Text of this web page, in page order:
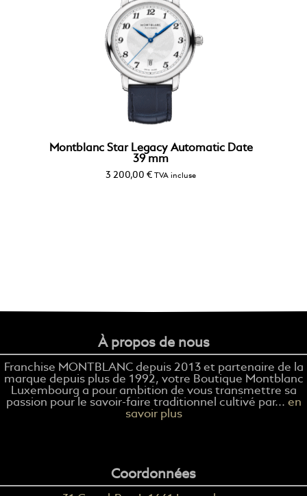
Montblanc Star Legacy Automatic Date
39 mm
3 200,00 € TVA incluse
À propos de nous
Franchise MONTBLANC depuis 2013 et partenaire de la
marque depuis plus de 1992, votre Boutique Montblanc
Luxembourg a pour ambition de vous transmettre sa
passion pour le savoir-faire traditionnel cultivé par... en
savoir plus
Coordonnées